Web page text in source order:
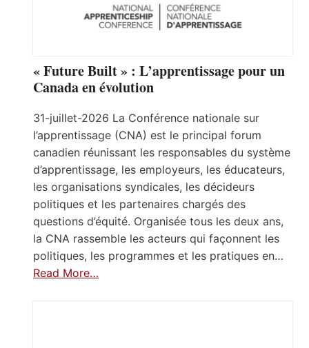
« Future Built » : L’apprentissage pour un
Canada en évolution
31-juillet-2026 La Conférence nationale sur
l’apprentissage (CNA) est le principal forum
canadien réunissant les responsables du système
d’apprentissage, les employeurs, les éducateurs,
les organisations syndicales, les décideurs
politiques et les partenaires chargés des
questions d’équité. Organisée tous les deux ans,
la CNA rassemble les acteurs qui façonnent les
politiques, les programmes et les pratiques en…
Read More…